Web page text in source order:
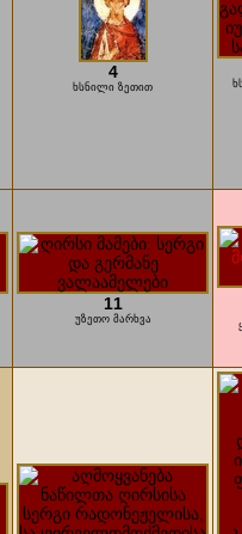
4
ხსნილი ზეთით
11
უზეთო მარხვა